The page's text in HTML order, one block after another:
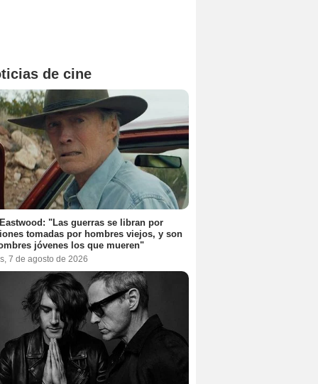
de cine
"Las guerras se libran por
tomadas por hombres viejos, y son
jóvenes los que mueren"
7 de agosto de 2026